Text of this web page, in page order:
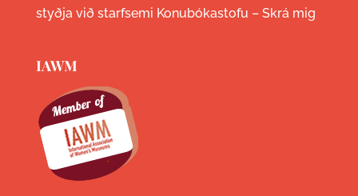
styðja við starfsemi Konubókastofu – Skrá mig
IAWM